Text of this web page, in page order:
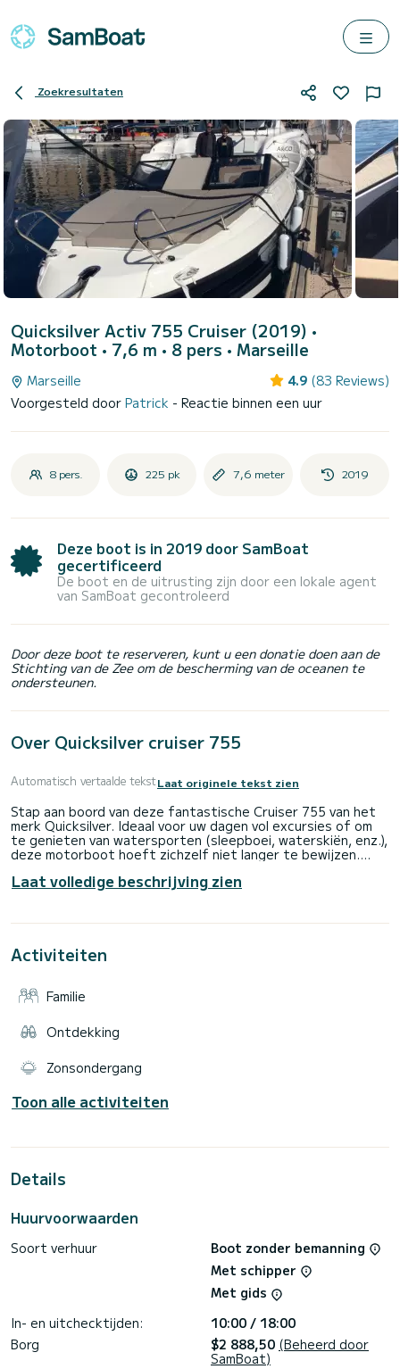
Zoekresultaten
Quicksilver Activ 755 Cruiser (2019) •
Motorboot • 7,6 m • 8 pers • Marseille
Marseille 4.9 (83 Reviews)
Voorgesteld door Patrick - Reactie binnen een uur
8 pers. 225 pk 7,6 meter 2019
Deze boot is in 2019 door SamBoat
gecertificeerd
De boot en de uitrusting zijn door een lokale agent
van SamBoat gecontroleerd
Door deze boot te reserveren, kunt u een donatie doen aan de
Stichting van de Zee om de bescherming van de oceanen te
ondersteunen.
Over Quicksilver cruiser 755
Automatisch vertaalde tekstLaat originele tekst zien
Stap aan boord van deze fantastische Cruiser 755 van het
merk Quicksilver. Ideaal voor uw dagen vol excursies of om
te genieten van watersporten (sleepboei, waterskiën, enz.),
deze motorboot hoeft zichzelf niet langer te bewijzen.
de zonnescherm, ligstoel, geïntegreerde WiFi,
stuurautomaat en buitenluidsprekers!
berichten voor meer informatie. Tot snel! Nachtverhuur
Laat volledige beschrijving zien
Activiteiten
Familie
Ontdekking
Zonsondergang
Toon alle activiteiten
Details
Huurvoorwaarden
Soort verhuur
Boot zonder bemanning
Met schipper
Met gids
In- en uitchecktijden:
10:00 / 18:00
Borg
$2 888,50 (Beheerd door
SamBoat)